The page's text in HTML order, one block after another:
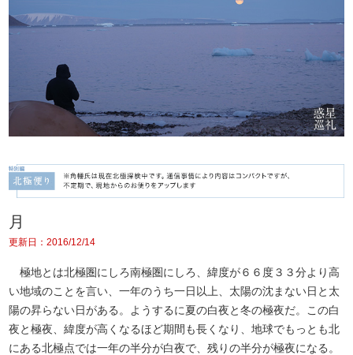
月
更新日：2016/12/14
極地とは北極圏にしろ南極圏にしろ、緯度が６６度３３分より高
い地域のことを言い、一年のうち一日以上、太陽の沈まない日と太
陽の昇らない日がある。ようするに夏の白夜と冬の極夜だ。この白
夜と極夜、緯度が高くなるほど期間も長くなり、地球でもっとも北
にある北極点では一年の半分が白夜で、残りの半分が極夜になる。